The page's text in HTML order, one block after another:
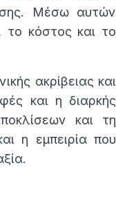
Μέσω αυτών
το κόστος και το
ακρίβειας και
και η διαρκής
και τη
η εμπειρία που